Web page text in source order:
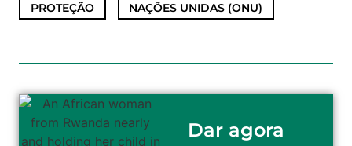
Dar agora
PROTEÇÃO NAÇÕES UNIDAS (ONU)